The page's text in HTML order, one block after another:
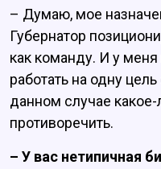
– Думаю, мое
Губернатор
как команду. И у
работать на одну
данном случае
противоречить.
– У вас нетипичная